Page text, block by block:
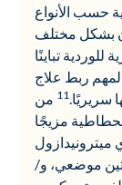
حسب الأنواع
بشكل مختلف
تباينًا
ربط علاج
سريريًا.11 من
مزيجًا
موضعي، و/